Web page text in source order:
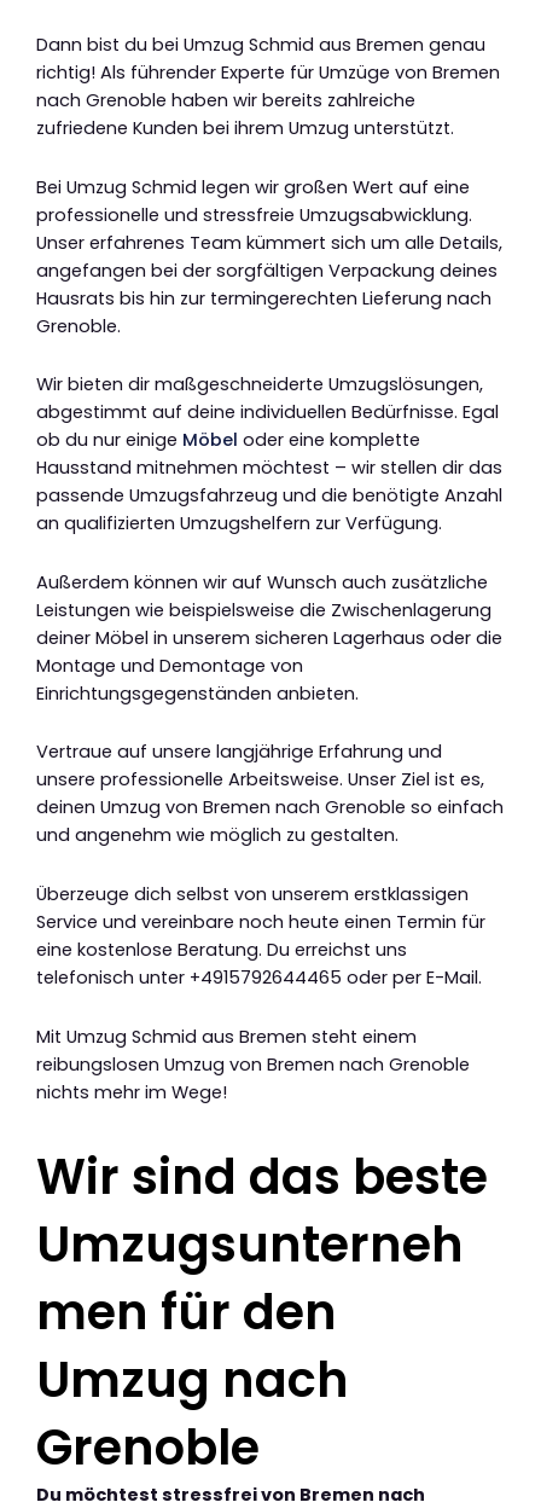
Dann bist du bei Umzug Schmid aus Bremen genau
richtig! Als führender Experte für Umzüge von Bremen
nach Grenoble haben wir bereits zahlreiche
zufriedene Kunden bei ihrem Umzug unterstützt.
Bei Umzug Schmid legen wir großen Wert auf eine
professionelle und stressfreie Umzugsabwicklung.
Unser erfahrenes Team kümmert sich um alle Details,
angefangen bei der sorgfältigen Verpackung deines
Hausrats bis hin zur termingerechten Lieferung nach
Grenoble.
Wir bieten dir maßgeschneiderte Umzugslösungen,
abgestimmt auf deine individuellen Bedürfnisse. Egal
ob du nur einige Möbel oder eine komplette
Hausstand mitnehmen möchtest – wir stellen dir das
passende Umzugsfahrzeug und die benötigte Anzahl
an qualifizierten Umzugshelfern zur Verfügung.
Außerdem können wir auf Wunsch auch zusätzliche
Leistungen wie beispielsweise die Zwischenlagerung
deiner Möbel in unserem sicheren Lagerhaus oder die
Montage und Demontage von
Einrichtungsgegenständen anbieten.
Vertraue auf unsere langjährige Erfahrung und
unsere professionelle Arbeitsweise. Unser Ziel ist es,
deinen Umzug von Bremen nach Grenoble so einfach
und angenehm wie möglich zu gestalten.
Überzeuge dich selbst von unserem erstklassigen
Service und vereinbare noch heute einen Termin für
eine kostenlose Beratung. Du erreichst uns
telefonisch unter +4915792644465 oder per E-Mail.
Mit Umzug Schmid aus Bremen steht einem
reibungslosen Umzug von Bremen nach Grenoble
nichts mehr im Wege!
Wir sind das beste
Umzugsunterneh
men für den
Umzug nach
Grenoble
Du möchtest stressfrei von Bremen nach